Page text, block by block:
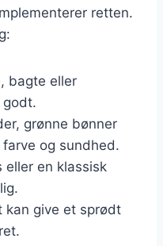
retten.
bagte eller
godt.
grønne bønner
og sundhed.
eller en klassisk
kan give et sprødt